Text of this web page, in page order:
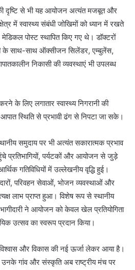
दृष्टि से भी यह आयोजन अत्यंत मजबूत और
में स्वास्थ्य संबंधी जोखिमों को ध्यान में रखते
पोस्ट स्थापित किए गए थे। डॉक्टरों
के साथ-साथ ऑक्सीजन सिलेंडर, एम्बुलेंस,
निकासी की व्यवस्थाएं भी उपलब्ध
के लिए लगातार स्वास्थ्य निगरानी की
स्थिति से प्रभावी ढंग से निपटा जा सके।
समुदाय पर भी अत्यंत सकारात्मक प्रभाव
प्रतिभागियों, पर्यटकों और आयोजन से जुड़े
गतिविधियों में उल्लेखनीय वृद्धि हुई।
परिवहन सेवाओं, भोजन व्यवस्थाओं और
लाभ प्राप्त हुआ। विशेष रूप से स्थानीय
ने आयोजन को केवल खेल प्रतियोगिता
उत्सव का स्वरूप प्रदान किया।
और विकास की नई ऊर्जा लेकर आया है।
उनके गांव और संस्कृति अब राष्ट्रीय मंच पर